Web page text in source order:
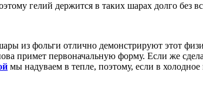
гелий держится в таких шарах долго без
из фольги отлично демонстрируют этот
примет первоначальную форму. Если же
мы надуваем в тепле, поэтому, если в